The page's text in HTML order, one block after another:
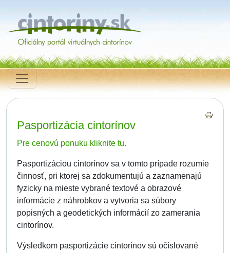
Pasportizácia cintorínov
Pre cenovú ponuku kliknite tu.
Pasportizáciou cintorínov sa v tomto prípade rozumie
činnosť, pri ktorej sa zdokumentujú a zaznamenajú
fyzicky na mieste vybrané textové a obrazové
informácie z náhrobkov a vytvoria sa súbory
popisných a geodetických informácií zo zamerania
cintorínov.
Výsledkom pasportizácie cintorínov sú očíslované